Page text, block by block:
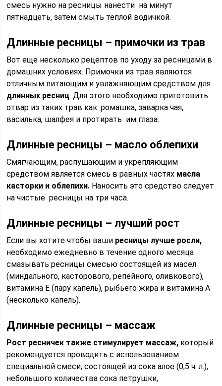
смесь нужно на ресницы нанести на минут
пятнадцать, затем смыть теплой водичкой.
Длинные ресницы – примочки из трав
Вот еще несколько рецептов по уходу за ресницами в
домашних условиях. Примочки из трав являются
отличным питающим и увлажняющим средством для
длинных ресниц. Для этого необходимо приготовить
отвар из таких трав как: ромашка, заварка чая,
василька, шалфея и протирать им глаза.
Длинные ресницы – масло облепихи
Смягчающим, распушающим и укрепляющим
средством является смесь в равных частях масла
касторки и облепихи. Наносить это средство следует
на чистые ресницы на три часа.
Длинные ресницы – лучший рост
Если вы хотите чтобы ваши ресницы лучше росли,
необходимо ежедневно в течение одного месяца
смазывать ресницы смесью состоящей из масел
(миндального, касторового, репейного, оливкового),
витамина Е (пару капель), рыбьего жира и витамина А
(несколько капель).
Длинные ресницы – массаж
Рост ресничек также стимулирует массаж, который
рекомендуется проводить с использованием
специальной смеси, состоящей из сока алое (0,5 ч. л.),
небольшого количества сока петрушки,